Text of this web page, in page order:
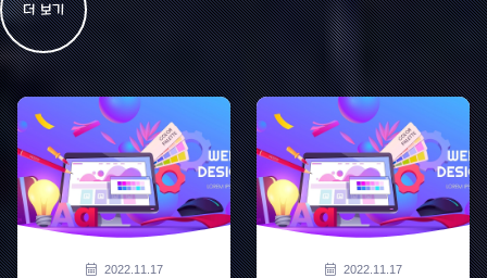
더 보기
2022.11.17 2022.11.17